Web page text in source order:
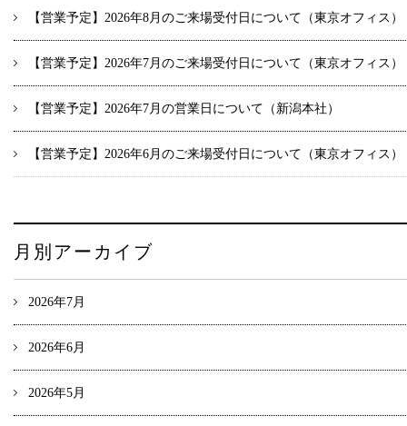
【営業予定】2026年8月のご来場受付日について（東京オフィス）
【営業予定】2026年7月のご来場受付日について（東京オフィス）
【営業予定】2026年7月の営業日について（新潟本社）
【営業予定】2026年6月のご来場受付日について（東京オフィス）
月別アーカイブ
2026年7月
2026年6月
2026年5月